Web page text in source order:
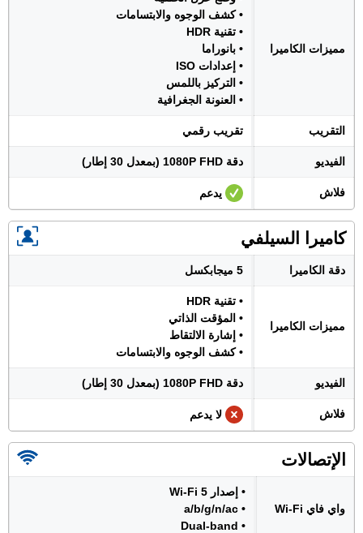
مميزات الكاميرا
• كشف الوجوه والابتسامات
• تقنية HDR
• بانوراما
• إعدادات ISO
• التركيز باللمس
• العنونة الجغرافية
التقريب تقريب رقمي
الفيديو دقة 1080P FHD (بمعدل 30 إطار)
فلاش يدعم
كاميرا السيلفي
دقة الكاميرا 5 ميجابكسل
مميزات الكاميرا
• تقنية HDR
• المؤقت الذاتي
• إشارة الالتقاط
• كشف الوجوه والابتسامات
الفيديو دقة 1080P FHD (بمعدل 30 إطار)
فلاش لا يدعم
الإتصالات
واي فاي Wi-Fi
• إصدار Wi-Fi 5
• a/b/g/n/ac
• Dual-band